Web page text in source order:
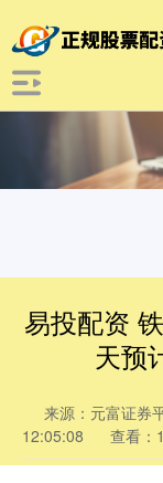
易投配资
天预
来源：元富证券
12:05:08
查看：